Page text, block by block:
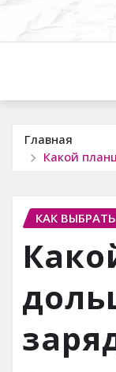
Главная
Какой
КАК